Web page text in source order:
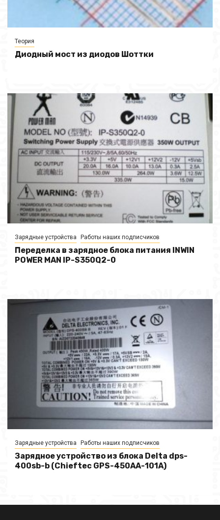
Теория
Диодный мост из диодов Шоттки
Зарядные устройства Работы наших подписчиков
Переделка в зарядное блока питания INWIN
POWER MAN IP-S350Q2-0
Зарядные устройства Работы наших подписчиков
Зарядное устройство из блока Delta dps-
400sb-b (Chieftec GPS-450AA-101A)